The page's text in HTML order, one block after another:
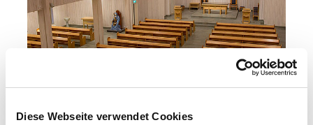
Diese Webseite verwendet Cookies
07.12.2017